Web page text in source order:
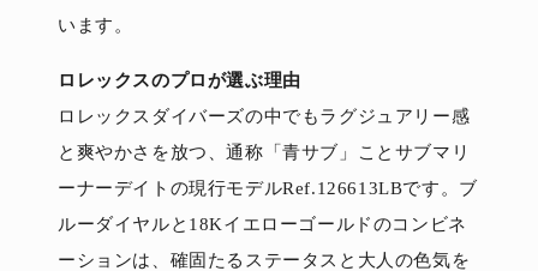
います。
ロレックスのプロが選ぶ理由
ロレックスダイバーズの中でもラグジュアリー感
と爽やかさを放つ、通称「青サブ」ことサブマリ
ーナーデイトの現行モデルRef.126613LBです。ブ
ルーダイヤルと18Kイエローゴールドのコンビネ
ーションは、確固たるステータスと大人の色気を